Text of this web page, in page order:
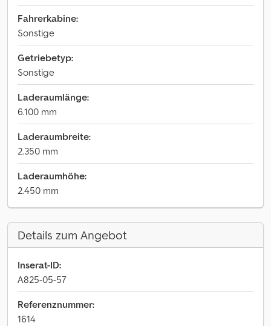
Fahrerkabine:
Sonstige
Getriebetyp:
Sonstige
Laderaumlänge:
6.100 mm
Laderaumbreite:
2.350 mm
Laderaumhöhe:
2.450 mm
Details zum Angebot
Inserat-ID:
A825-05-57
Referenznummer:
1614